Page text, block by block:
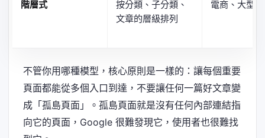
階層式
按分類、子分類、
文章的層級排列
電商、大型
不管你用哪種模型，核心原則是一樣的：讓每個重要
頁面都能從多個入口到達，不要讓任何一篇好文章變
成「孤島頁面」。孤島頁面就是沒有任何內部連結指
向它的頁面，Google 很難發現它，使用者也很難找